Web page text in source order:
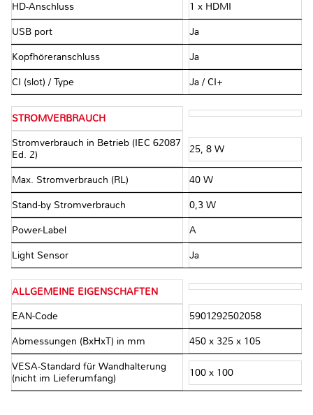
HD-Anschluss 1 x HDMI
USB port Ja
Kopfhöreranschluss Ja
CI (slot) / Type Ja / CI+
STROMVERBRAUCH
Stromverbrauch in Betrieb (IEC 62087
Ed. 2)
25, 8 W
Max. Stromverbrauch (RL) 40 W
Stand-by Stromverbrauch 0,3 W
Power-Label A
Light Sensor Ja
ALLGEMEINE EIGENSCHAFTEN
EAN-Code 5901292502058
Abmessungen (BxHxT) in mm 450 x 325 x 105
VESA-Standard für Wandhalterung
(nicht im Lieferumfang)
100 x 100